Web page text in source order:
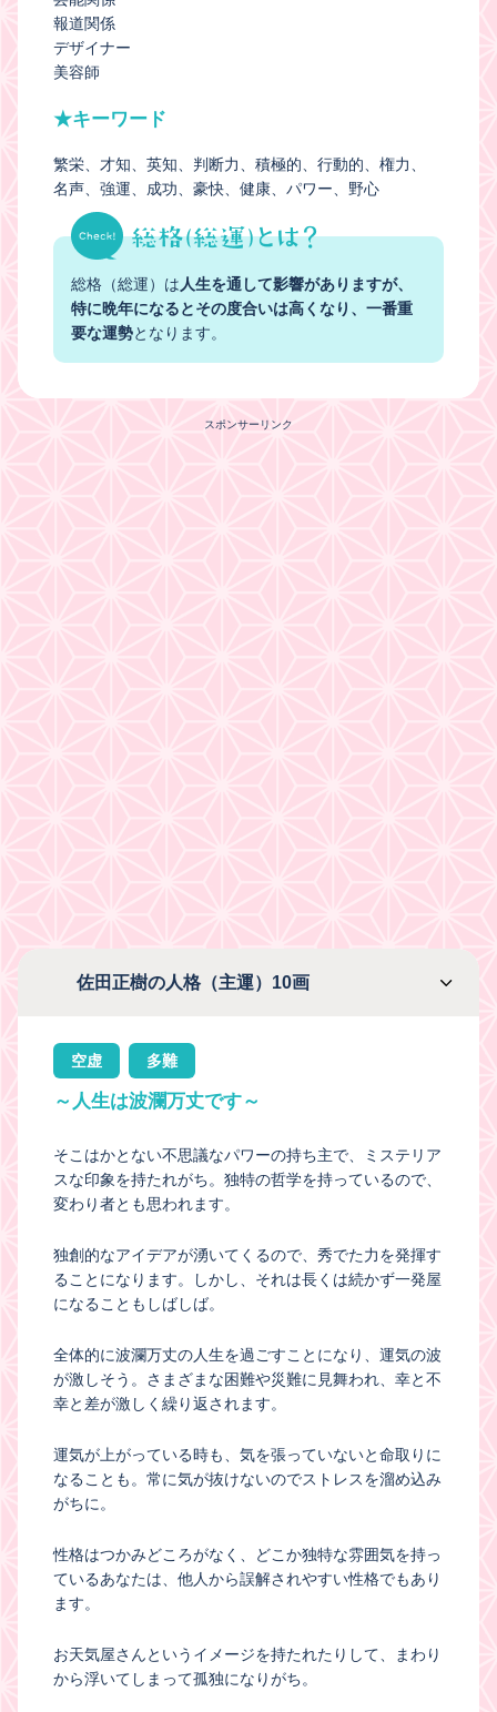
報道関係
デザイナー
美容師
★キーワード
繁栄 才知 英知 判断力 積極的 行動的
権力
名声
強運 成功 豪快 健康 パワー 野心
総格（総運）は人生を通して影響がありますが、
特に晩年になるとその度合いは高くなり、一番重
要な運勢となります。
スポンサーリンク
佐田正樹の人格（主運）10画
空虚 多難
～人生は波瀾万丈です～
そこはかとない不思議なパワーの持ち主で、ミステリア
スな印象を持たれがち。独特の哲学を持っているので、
変わり者とも思われます。
独創的なアイデアが湧いてくるので、秀でた力を発揮す
ることになります。しかし、それは長くは続かず一発屋
になることもしばしば。
全体的に波瀾万丈の人生を過ごすことになり、運気の波
が激しそう。さまざまな困難や災難に見舞われ、幸と不
幸と差が激しく繰り返されます。
運気が上がっている時も、気を張っていないと命取りに
なることも。常に気が抜けないのでストレスを溜め込み
がちに。
性格はつかみどころがなく、どこか独特な雰囲気を持っ
ているあなたは、他人から誤解されやすい性格でもあり
ます。
お天気屋さんというイメージを持たれたりして、まわり
から浮いてしまって孤独になりがち。